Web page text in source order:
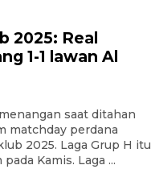
2025: Real
1-1 lawan Al
saat ditahan
matchday perdana
2025. Laga Grup H itu
Kamis. Laga ...